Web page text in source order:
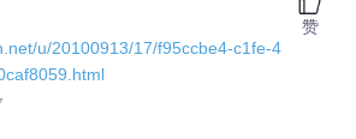
u/20100913/17/f95ccbe4-c1fe-4
赞